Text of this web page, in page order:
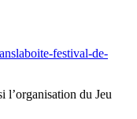
festival-de-
l’organisation du Jeu